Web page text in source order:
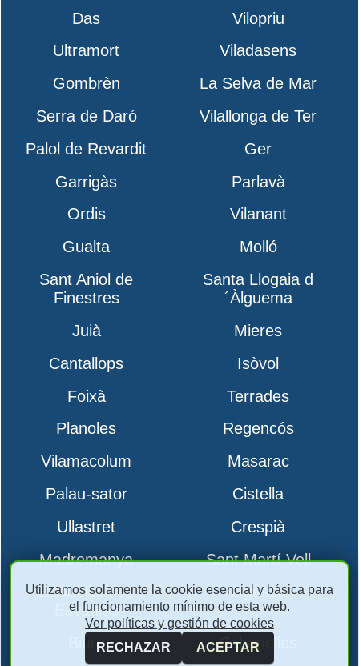
Das
Vilopriu
Ultramort
Viladasens
Gombrèn
La Selva de Mar
Serra de Daró
Vilallonga de Ter
Palol de Revardit
Ger
Garrigàs
Parlavà
Ordis
Vilanant
Gualta
Molló
Sant Aniol de
Finestres
Santa Llogaia d
´Àlguema
Juià
Mieres
Cantallops
Isòvol
Foixà
Terrades
Planoles
Regencós
Vilamacolum
Masarac
Palau-sator
Cistella
Ullastret
Crespià
Madremanya
Sant Martí Vell
Boadella i les
Escaules
Ogassa
Biure Cabanelles
Utilizamos solamente la cookie esencial y básica para
el funcionamiento mínimo de esta web.
Ver políticas y gestión de cookies
RECHAZAR
ACEPTAR